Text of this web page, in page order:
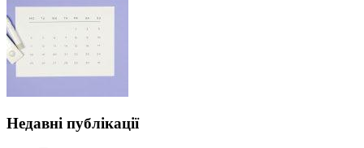
Недавні публікації